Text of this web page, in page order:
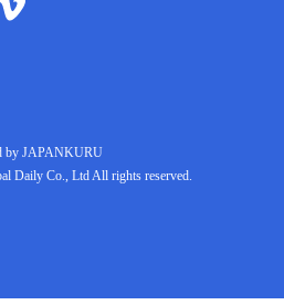
by JAPANKURU
Daily Co., Ltd All rights reserved.